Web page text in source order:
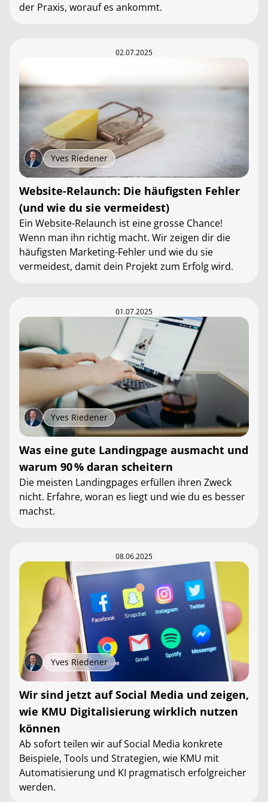
der Praxis, worauf es ankommt.
02.07.2025
Yves Riedener
Website-Relaunch: Die häufigsten Fehler
(und wie du sie vermeidest)
Ein Website-Relaunch ist eine grosse Chance!
Wenn man ihn richtig macht. Wir zeigen dir die
häufigsten Marketing-Fehler und wie du sie
vermeidest, damit dein Projekt zum Erfolg wird.
01.07.2025
Yves Riedener
Was eine gute Landingpage ausmacht und
warum 90 % daran scheitern
Die meisten Landingpages erfüllen ihren Zweck
nicht. Erfahre, woran es liegt und wie du es besser
machst.
08.06.2025
Yves Riedener
Wir sind jetzt auf Social Media und zeigen,
wie KMU Digitalisierung wirklich nutzen
können
Ab sofort teilen wir auf Social Media konkrete
Beispiele, Tools und Strategien, wie KMU mit
Automatisierung und KI pragmatisch erfolgreicher
werden.